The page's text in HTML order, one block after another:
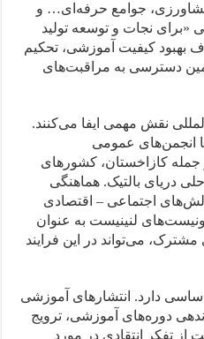
جوامع حرفه‌ای‌… و
نجات و توسعه تولید
بهبود کیفیت آموزشی، تحکیم
دسترسی به مراقبت‌های
نقش مهمی ایفا می‌کنند.
انجمن‌های عمومی
کازاخستان، کشورهای
بالتیک. هماهنگی
اجتماعی – اقتصادی
لنینیست به عنوان
می‌تواند در این فرایند
دارد. انتشارهای آموزشی
دوره‌های آموزشی، ترویج
تفکر انتقادی در مورد